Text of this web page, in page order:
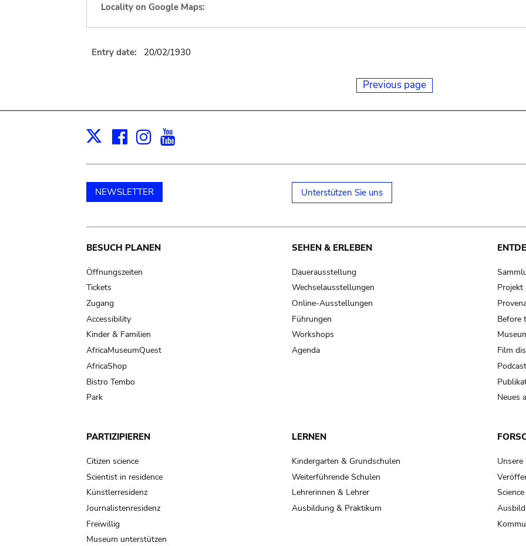
Locality on Google Maps:
Entry date: 20/02/1930
Previous page
X Facebook
Instagram
NEWSLETTER Unterstützen Sie uns
Main
navigation
BESUCH PLANEN
Öffnungszeiten
Tickets
Zugang
Accessibility
Kinder & Familien
AfricaMuseumQuest
AfricaShop
Bistro Tembo
Park
SEHEN & ERLEBEN
Dauerausstellung
Wechselausstellungen
Online-Ausstellungen
Führungen
Workshops
Agenda
Projekt
Before
Film
Neues
PARTIZIPIEREN
Citizen science
Scientist in residence
Künstlerresidenz
Journalistenresidenz
Freiwillig
Museum unterstützen
LERNEN
Kindergarten & Grundschulen
Weiterführende Schulen
Lehrerinnen & Lehrer
Ausbildung & Praktikum